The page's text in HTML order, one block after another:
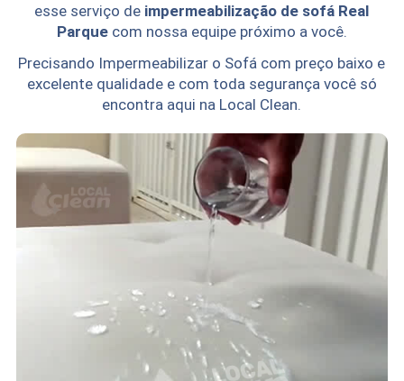
esse serviço de impermeabilização de sofá Real
Parquecom nossa equipe próximo a você.
Precisando Impermeabilizar o Sofá com preço baixo e
excelente qualidade e com toda segurança você só
encontra aqui na Local Clean.